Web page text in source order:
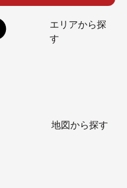
エリアから探
す
地図から探す